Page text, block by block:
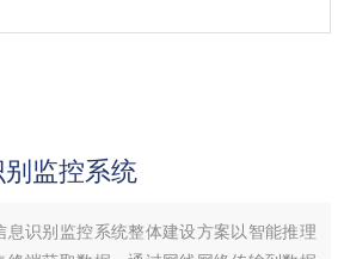
监控系统
息识别监控系统整体建设方案以智能推理